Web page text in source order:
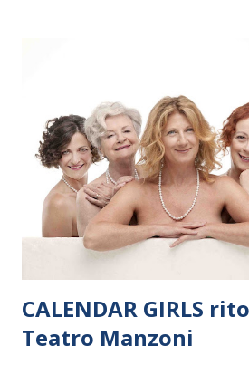
“Settembre dell’Accademia” dove si
consecutivo. Il pubblico milanese avrà
giovani artisti della Baltic Sea Youth
volta. L’orchestra, fondata nel 2008 da
da un prestigioso consiglio di
CALENDAR GIRLS
Teatro Manzoni